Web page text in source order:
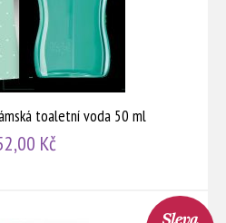
toaletní voda 50 ml
Kč